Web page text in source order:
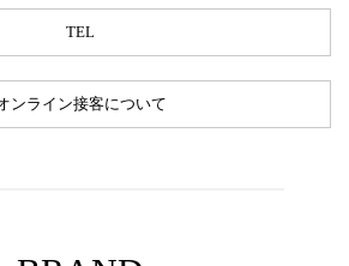
TEL
ンライン接客について